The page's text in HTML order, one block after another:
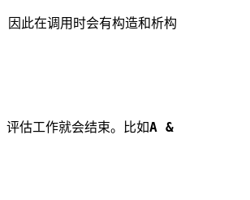
因此在调用时会有构造和析构
评估工作就会结束。比如A &